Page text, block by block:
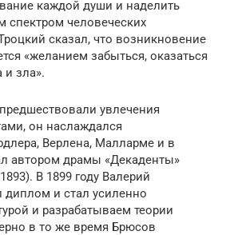
каждой души и наделить
спектром человеческих
сказал, что возникновение
«желанием забыться, оказаться
и зла».
увлечения
он наслаждался
Верлена, Малларме и в
автором драмы «Декаденты»
В 1899 году Валерий
диплом и стал усиленно
и разрабатываем теории
в то же время Брюсов